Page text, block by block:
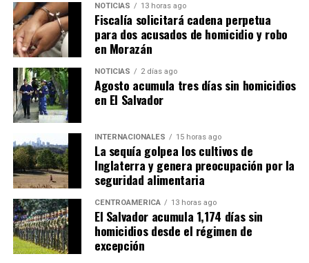
NOTICIAS 13 horas ago
Fiscalía solicitará cadena perpetua
para dos acusados de homicidio y robo
en Morazán
NOTICIAS 2 días ago
Agosto acumula tres días sin homicidios
en El Salvador
INTERNACIONALES 15 horas ago
La sequía golpea los cultivos de
Inglaterra y genera preocupación por la
seguridad alimentaria
CENTROAMÉRICA 13 horas ago
El Salvador acumula 1,174 días sin
homicidios desde el régimen de
excepción